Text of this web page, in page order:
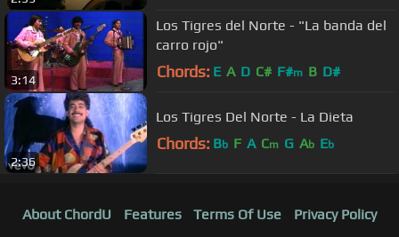
3:14
Los Tigres del Norte - "La banda del
carro rojo"
Chords: E A D C# F#m B D#
2:36
Los Tigres Del Norte - La Dieta
Chords: Bb F A Cm G Ab Eb
About ChordU Features Terms Of Use Privacy Policy